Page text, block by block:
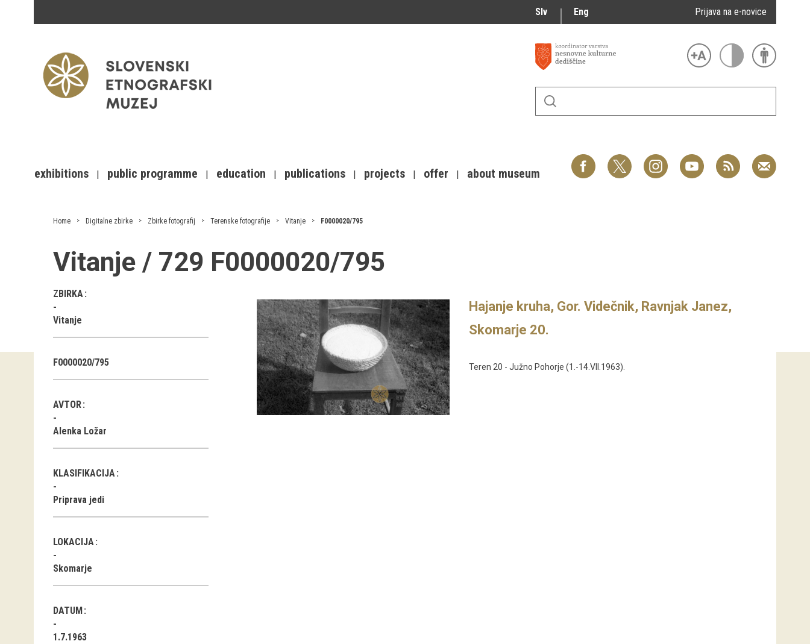
Slv Eng Prijava na e-novice
exhibitions public programme education publications projects offer about museum
Home Digitalne zbirke Zbirke fotografij Terenske fotografije Vitanje F0000020/795
Vitanje / 729 F0000020/795
ZBIRKA
Vitanje
F0000020/795
AVTOR
Alenka Ložar
KLASIFIKACIJA
Priprava jedi
LOKACIJA
Skomarje
DATUM
1.7.1963
Hajanje kruha, Gor. Videčnik, Ravnjak Janez,
Skomarje 20.
Teren 20 - Južno Pohorje (1.-14.VII.1963).